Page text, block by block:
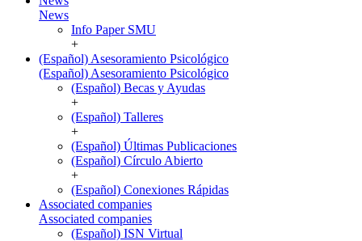
News
Info Paper SMU
+
(Español) Asesoramiento Psicológico
(Español) Asesoramiento Psicológico
(Español) Becas y Ayudas
+
(Español) Talleres
+
(Español) Últimas Publicaciones
(Español) Círculo Abierto
+
(Español) Conexiones Rápidas
Associated companies
Associated companies
(Español) ISN Virtual